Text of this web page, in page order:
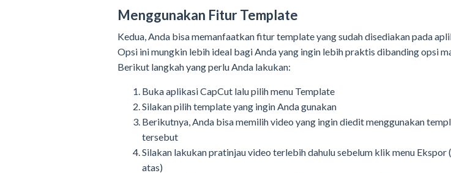
Menggunakan Fitur Template
Kedua, Anda bisa memanfaatkan fitur template yang sudah disediakan pada
Opsi ini mungkin lebih ideal bagi Anda yang ingin lebih praktis dibanding opsi
Berikut langkah yang perlu Anda lakukan:
Buka aplikasi CapCut lalu pilih menu Template
Silakan pilih template yang ingin Anda gunakan
Berikutnya, Anda bisa memilih video yang ingin diedit menggunakan
tersebut
Silakan lakukan pratinjau video terlebih dahulu sebelum klik menu Ekspor
atas)